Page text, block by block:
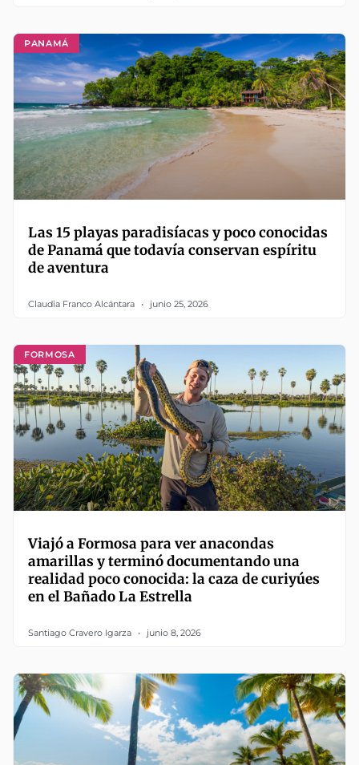
PANAMÁ
Las 15 playas paradisíacas y poco conocidas
de Panamá que todavía conservan espíritu
de aventura
Claudia Franco Alcántara junio 25, 2026
FORMOSA
Viajó a Formosa para ver anacondas
amarillas y terminó documentando una
realidad poco conocida: la caza de curiyúes
en el Bañado La Estrella
Santiago Cravero Igarza junio 8, 2026